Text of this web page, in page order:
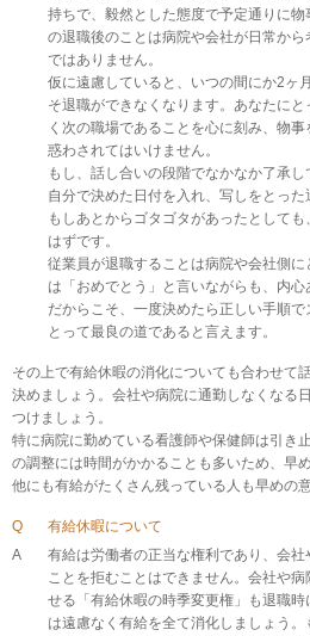
持ちで、毅然とした態度で予定通りに
の退職後のことは病院や会社が日常か
ではありません。
仮に遠慮していると、いつの間にか2ヶ
そ退職ができなくなります。あなたに
く次の職場であることを心に刻み、物
惑わされてはいけません。
もし、話し合いの段階でなかなか了承
自分で決めた日付を入れ、写しをとった
もしあとからゴタゴタがあったとして
はずです。
従業員が退職することは病院や会社側
は「おめでとう」と言いながらも、内心
だからこそ、一度決めたら正しい手順
とって最良の道であると言えます。
その上で有給休暇の消化についても合わせて
決めましょう。会社や病院に通勤しなくなる
つけましょう。
特に病院に勤めている看護師や保健師は引き
の調整には時間がかかることも多いため、早
他にも有給がたくさん残っている人も早めの
Q
有給休暇について
A
有給は労働者の正当な権利であり、会
ことを拒むことはできません。会社や
せる「有給休暇の時季変更権」も退職
は遠慮なく有給を全て消化しましょう